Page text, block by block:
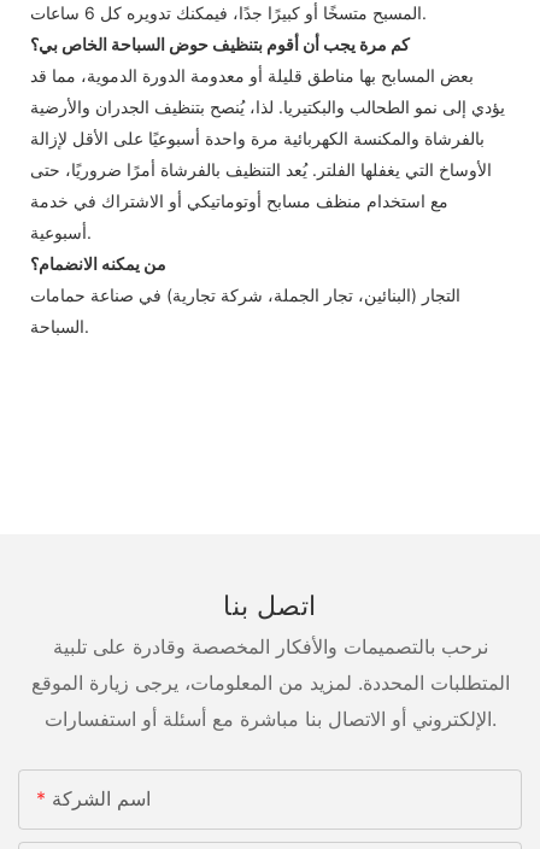
المسبح متسخًا أو كبيرًا جدًا، فيمكنك تدويره كل 6 ساعات.
كم مرة يجب أن أقوم بتنظيف حوض السباحة الخاص بي؟
بعض المسابح بها مناطق قليلة أو معدومة الدورة الدموية، مما قد
يؤدي إلى نمو الطحالب والبكتيريا. لذا، يُنصح بتنظيف الجدران والأرضية
بالفرشاة والمكنسة الكهربائية مرة واحدة أسبوعيًا على الأقل لإزالة
الأوساخ التي يغفلها الفلتر. يُعد التنظيف بالفرشاة أمرًا ضروريًا، حتى
مع استخدام منظف مسابح أوتوماتيكي أو الاشتراك في خدمة
أسبوعية.
من يمكنه الانضمام؟
التجار (البنائين، تجار الجملة، شركة تجارية) في صناعة حمامات
السباحة.
اتصل بنا
نرحب بالتصميمات والأفكار المخصصة وقادرة على تلبية
المتطلبات المحددة. لمزيد من المعلومات، يرجى زيارة الموقع
الإلكتروني أو الاتصال بنا مباشرة مع أسئلة أو استفسارات.
اسم الشركة